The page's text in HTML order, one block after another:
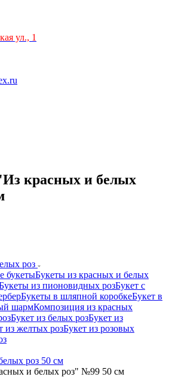
ул., 1
красных и белых
роз
букетыБукеты из красных и белых
из пионовидных розБукет с
Букеты в шляпной коробкеБукет в
шармКомпозиция из красных
Букет из белых розБукет из
из желтых розБукет из розовых
роз 50 см
и белых роз" №99 50 см